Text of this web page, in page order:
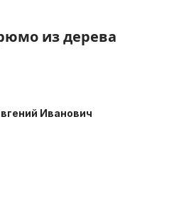
из дерева
Иванович